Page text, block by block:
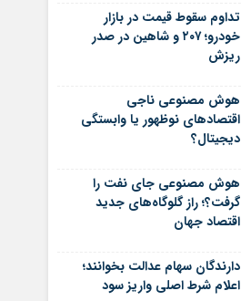
تداوم سقوط قیمت در بازار
خودرو؛ ۲۰۷ و شاهین در صدر
ریزش
هوش مصنوعی ناجی
اقتصادهای نوظهور یا وابستگی
دیجیتال؟
هوش مصنوعی جای نفت را
گرفت؟؛ راز گلوگاه‌های جدید
اقتصاد جهان
دارندگان سهام عدالت بخوانند؛
اعلام شرط اصلی واریز سود